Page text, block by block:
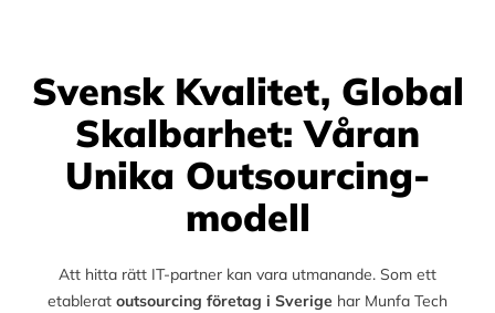
Svensk Kvalitet, Global
Skalbarhet: Våran
Unika Outsourcing-
modell
Att hitta rätt IT-partner kan vara utmanande. Som ett
etablerat outsourcing företag i Sverige har Munfa Tech